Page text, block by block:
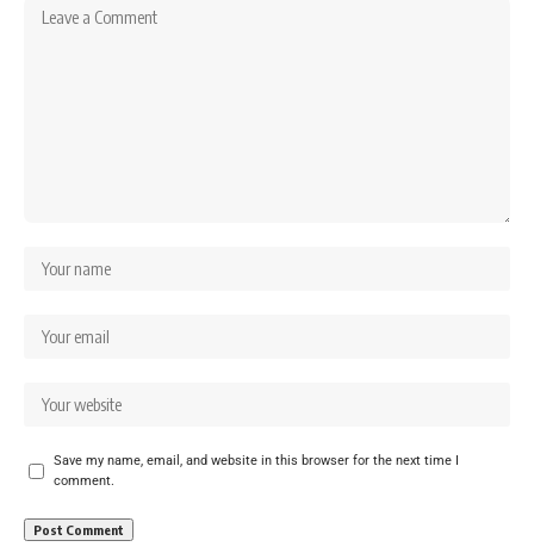
Save my name, email, and website in this browser for the next time I
comment.